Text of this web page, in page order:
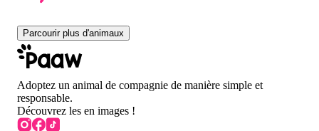
Parcourir plus d'animaux
Adoptez un animal de compagnie de manière simple et
responsable.
Découvrez les en images !